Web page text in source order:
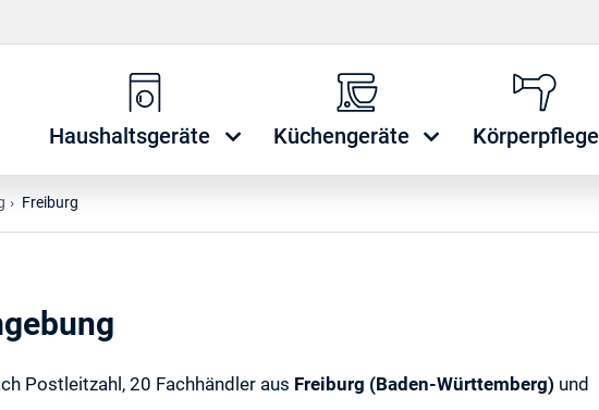
Haushaltsgeräte Küchengeräte Körperpflege
› Freiburg
Postleitzahl, 20 Fachhändler aus Freiburg (Baden-Württemberg) und